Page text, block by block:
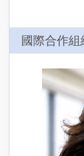
國際合作組